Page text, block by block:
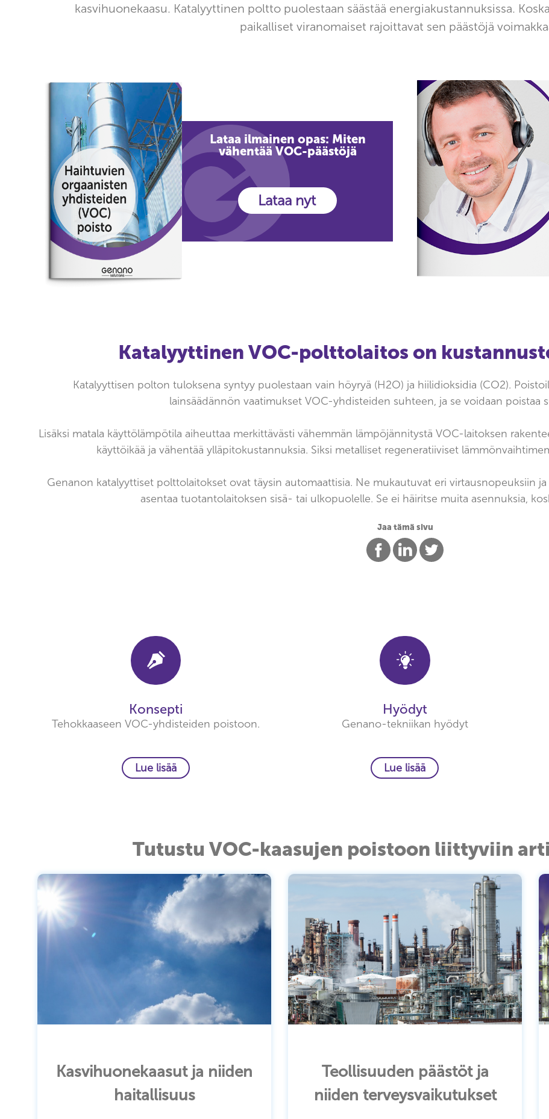
kasvihuonekaasu. Katalyyttinen poltto puolestaan säästää energiakustannuksissa.
paikalliset viranomaiset rajoittavat sen päästöjä
Lataa ilmainen opas: Miten
vähentää VOC-päästöjä
Lataa nyt
Katalyyttinen VOC-polttolaitos on
Katalyyttisen polton tuloksena syntyy puolestaan vain höyryä (H2O) ja hiilidioksidia (CO2).
lainsäädännön vaatimukset VOC-yhdisteiden suhteen, ja se voidaan poistaa
Lisäksi matala käyttölämpötila aiheuttaa merkittävästi vähemmän lämpöjännitystä VOC-laitoksen
käyttöikää ja vähentää ylläpitokustannuksia. Siksi metalliset regeneratiiviset
Genanon katalyyttiset polttolaitokset ovat täysin automaattisia. Ne mukautuvat eri virtausnopeuksiin
asentaa tuotantolaitoksen sisä- tai ulkopuolelle. Se ei häiritse muita asennuksia,
Jaa tämä sivu
Konsepti
Tehokkaaseen VOC-yhdisteiden poistoon.
Lue lisää
Hyödyt
Genano-tekniikan hyödyt
Lue lisää
Tutustu VOC-kaasujen poistoon liittyviin
Kasvihuonekaasut ja niiden
haitallisuus
Teollisuuden päästöt ja
niiden terveysvaikutukset